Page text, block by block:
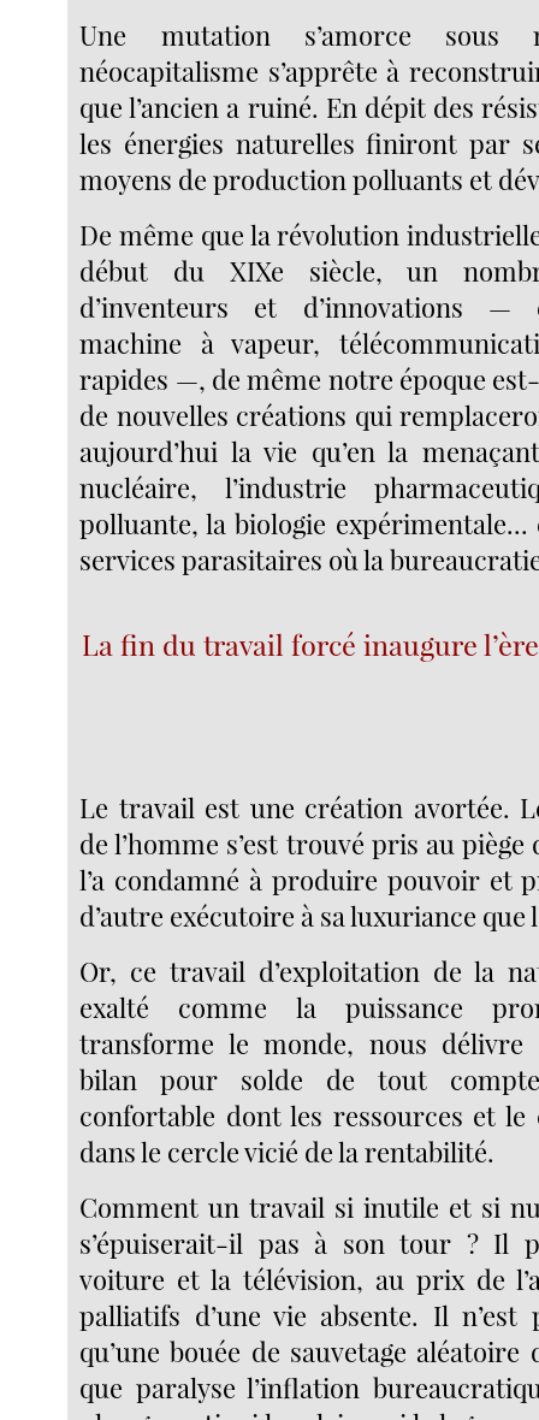
Une mutation s’amorce
néocapitalisme s’apprête à
que l’ancien a ruiné. En dépit des
les énergies naturelles finiront par
moyens de production polluants et
De même que la révolution
début du XIXe siècle, un
d’inventeurs et d’innovations —
machine à vapeur,
rapides —, de même notre époque
de nouvelles créations qui
aujourd’hui la vie qu’en la
nucléaire, l’industrie
polluante, la biologie
services parasitaires où la
La fin du travail forcé inaugure
Le travail est une création avortée.
de l’homme s’est trouvé pris au piège
l’a condamné à produire pouvoir et
d’autre exécutoire à sa luxuriance que
Or, ce travail d’exploitation de la
exalté comme la puissance
transforme le monde, nous délivre
bilan pour solde de tout
confortable dont les ressources et le
dans le cercle vicié de la rentabilité.
Comment un travail si inutile et si
s’épuiserait-il pas à son tour ? Il
voiture et la télévision, au prix de
palliatifs d’une vie absente. Il n’est
qu’une bouée de sauvetage aléatoire
que paralyse l’inflation